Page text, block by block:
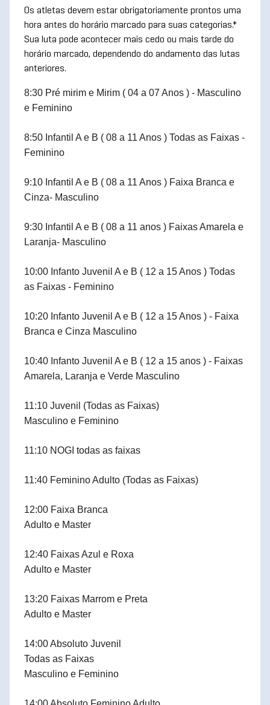
Os atletas devem estar obrigatoriamente prontos uma
hora antes do horário marcado para suas categorias.*
Sua luta pode acontecer mais cedo ou mais tarde do
horário marcado, dependendo do andamento das lutas
anteriores.
8:30 Pré mirim e Mirim ( 04 a 07 Anos ) - Masculino
e Feminino
8:50 Infantil A e B ( 08 a 11 Anos ) Todas as Faixas -
Feminino
9:10 Infantil A e B ( 08 a 11 Anos ) Faixa Branca e
Cinza- Masculino
9:30 Infantil A e B ( 08 a 11 anos ) Faixas Amarela e
Laranja- Masculino
10:00 Infanto Juvenil A e B ( 12 a 15 Anos ) Todas
as Faixas - Feminino
10:20 Infanto Juvenil A e B ( 12 a 15 Anos ) - Faixa
Branca e Cinza Masculino
10:40 Infanto Juvenil A e B ( 12 a 15 anos ) - Faixas
Amarela, Laranja e Verde Masculino
11:10 Juvenil (Todas as Faixas)
Masculino e Feminino
11:10 NOGI todas as faixas
11:40 Feminino Adulto (Todas as Faixas)
12:00 Faixa Branca
Adulto e Master
12:40 Faixas Azul e Roxa
Adulto e Master
13:20 Faixas Marrom e Preta
Adulto e Master
14:00 Absoluto Juvenil
Todas as Faixas
Masculino e Feminino